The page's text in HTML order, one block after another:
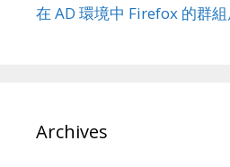
在 AD 環境中 Firefox 的群
Archives